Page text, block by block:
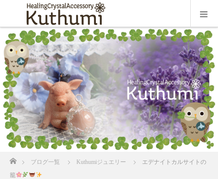
ブログ一覧 Kuthumiジュエリー
エデナイトカルサイトの
籠